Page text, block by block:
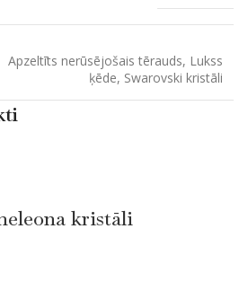
Apzeltīts nerūsējošais tērauds, Lukss
ķēde, Swarovski kristāli
kristāli